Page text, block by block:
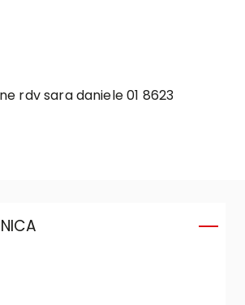
rdv sara daniele 01 8623